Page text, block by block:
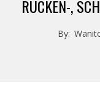
RÜCKEN-,
By: